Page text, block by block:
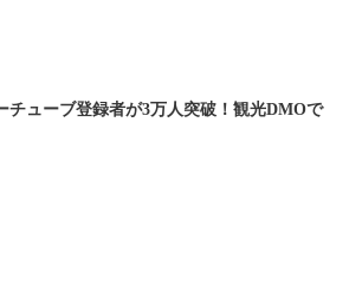
チューブ登録者が3万人突破！観光DMOで